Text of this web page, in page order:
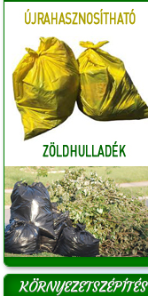
KÖRNYEZETSZÉPÍTÉS